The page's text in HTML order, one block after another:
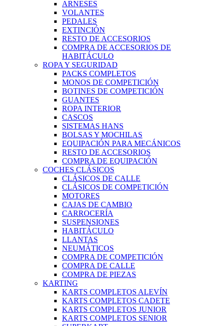
ARNESES
VOLANTES
PEDALES
EXTINCIÓN
RESTO DE ACCESORIOS
COMPRA DE ACCESORIOS DE
HABITÁCULO
ROPA Y SEGURIDAD
PACKS COMPLETOS
MONOS DE COMPETICIÓN
BOTINES DE COMPETICIÓN
GUANTES
ROPA INTERIOR
CASCOS
SISTEMAS HANS
BOLSAS Y MOCHILAS
EQUIPACIÓN PARA MECÁNICOS
RESTO DE ACCESORIOS
COMPRA DE EQUIPACIÓN
COCHES CLÁSICOS
CLÁSICOS DE CALLE
CLÁSICOS DE COMPETICIÓN
MOTORES
CAJAS DE CAMBIO
CARROCERÍA
SUSPENSIONES
HABITÁCULO
LLANTAS
NEUMÁTICOS
COMPRA DE COMPETICIÓN
COMPRA DE CALLE
COMPRA DE PIEZAS
KARTING
KARTS COMPLETOS ALEVÍN
KARTS COMPLETOS CADETE
KARTS COMPLETOS JUNIOR
KARTS COMPLETOS SENIOR